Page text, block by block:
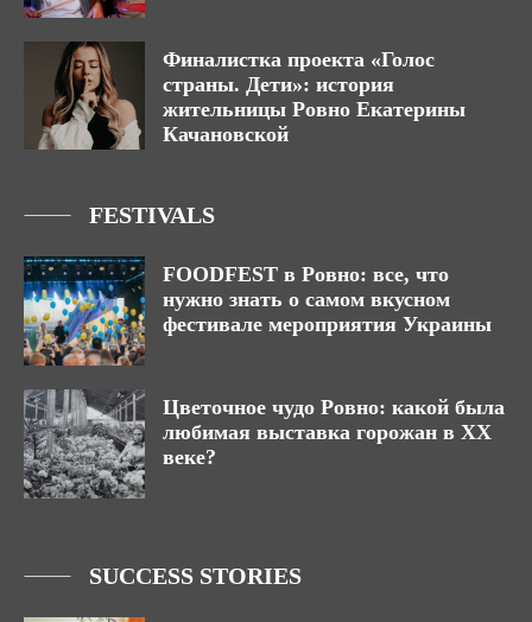
Финалистка проекта «Голос
страны. Дети»: история
жительницы Ровно Екатерины
Качановской
FESTIVALS
FOODFEST в Ровно: все, что
нужно знать о самом вкусном
фестивале мероприятия Украины
Цветочное чудо Ровно: какой была
любимая выставка горожан в ХХ
веке?
SUCCESS STORIES